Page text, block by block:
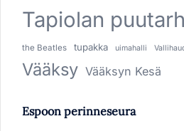
Tapiolan
the Beatles tupakka uimahalli
Vääksy Vääksyn Kesä
Espoon perinneseura